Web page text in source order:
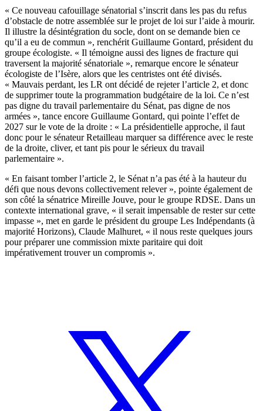
« Ce nouveau cafouillage sénatorial s’inscrit dans les pas du refus
d’obstacle de notre assemblée sur le projet de loi sur l’aide à mourir.
Il illustre la désintégration du socle, dont on se demande bien ce
qu’il a eu de commun », renchérit Guillaume Gontard, président du
groupe écologiste. « Il témoigne aussi des lignes de fracture qui
traversent la majorité sénatoriale », remarque encore le sénateur
écologiste de l’Isère, alors que les centristes ont été divisés.
« Mauvais perdant, les LR ont décidé de rejeter l’article 2, et donc
de supprimer toute la programmation budgétaire de la loi. Ce n’est
pas digne du travail parlementaire du Sénat, pas digne de nos
armées », tance encore Guillaume Gontard, qui pointe l’effet de
2027 sur le vote de la droite : « La présidentielle approche, il faut
donc pour le sénateur Retailleau marquer sa différence avec le reste
de la droite, cliver, et tant pis pour le sérieux du travail
parlementaire ».
« En faisant tomber l’article 2, le Sénat n’a pas été à la hauteur du
défi que nous devons collectivement relever », pointe également de
son côté la sénatrice Mireille Jouve, pour le groupe RDSE. Dans un
contexte international grave, « il serait impensable de rester sur cette
impasse », met en garde le président du groupe Les Indépendants (à
majorité Horizons), Claude Malhuret, « il nous reste quelques jours
pour préparer une commission mixte paritaire qui doit
impérativement trouver un compromis ».